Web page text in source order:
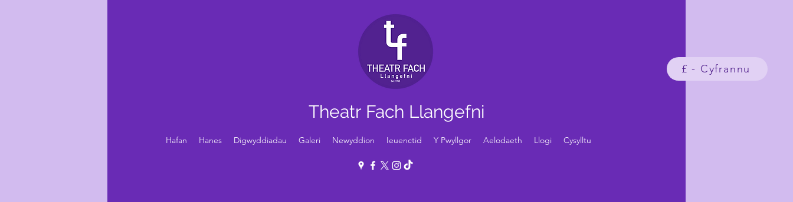
£ - Cyfrannu
Theatr Fach Llangefni
Hafan Hanes Digwyddiadau Galeri Newyddion Ieuenctid Y Pwyllgor Aelodaeth Llogi Cysylltu